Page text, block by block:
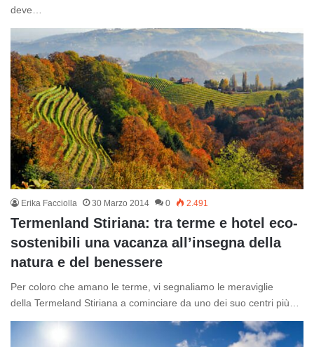
deve…
Erika Facciolla 30 Marzo 2014 0 2.491
Termenland Stiriana: tra terme e hotel eco-
sostenibili una vacanza all’insegna della
natura e del benessere
Per coloro che amano le terme, vi segnaliamo le meraviglie
della Termeland Stiriana a cominciare da uno dei suo centri più…